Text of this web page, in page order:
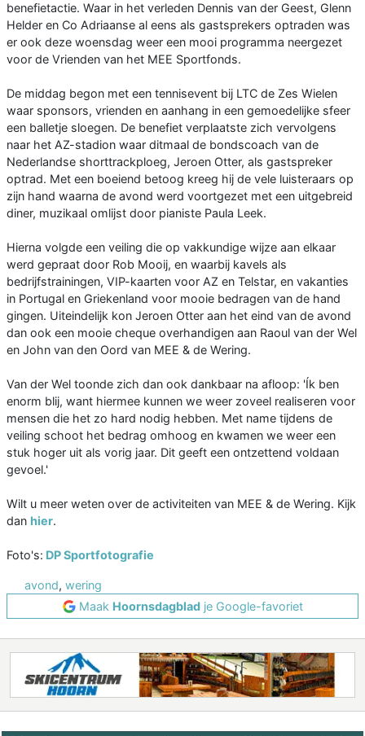
benefietactie. Waar in het verleden Dennis van der Geest, Glenn
Helder en Co Adriaanse al eens als gastsprekers optraden was
er ook deze woensdag weer een mooi programma neergezet
voor de Vrienden van het MEE Sportfonds.
De middag begon met een tennisevent bij LTC de Zes Wielen
waar sponsors, vrienden en aanhang in een gemoedelijke sfeer
een balletje sloegen. De benefiet verplaatste zich vervolgens
naar het AZ-stadion waar ditmaal de bondscoach van de
Nederlandse shorttrackploeg, Jeroen Otter, als gastspreker
optrad. Met een boeiend betoog kreeg hij de vele luisteraars op
zijn hand waarna de avond werd voortgezet met een uitgebreid
diner, muzikaal omlijst door pianiste Paula Leek.
Hierna volgde een veiling die op vakkundige wijze aan elkaar
werd gepraat door Rob Mooij, en waarbij kavels als
bedrijfstrainingen, VIP-kaarten voor AZ en Telstar, en vakanties
in Portugal en Griekenland voor mooie bedragen van de hand
gingen. Uiteindelijk kon Jeroen Otter aan het eind van de avond
dan ook een mooie cheque overhandigen aan Raoul van der Wel
en John van den Oord van MEE & de Wering.
Van der Wel toonde zich dan ook dankbaar na afloop: 'Ík ben
enorm blij, want hiermee kunnen we weer zoveel realiseren voor
mensen die het zo hard nodig hebben. Met name tijdens de
veiling schoot het bedrag omhoog en kwamen we weer een
stuk hoger uit als vorig jaar. Dit geeft een ontzettend voldaan
gevoel.'
Wilt u meer weten over de activiteiten van MEE & de Wering. Kijk
dan hier.
Foto's: DP Sportfotografie
avond, wering
Maak Hoornsdagbladje Google-favoriet